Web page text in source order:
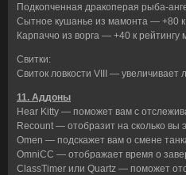
Подкопченная дракоперая рыба-
Сытное кушанье из мамонта — +80 к
Карпаччо из ворга — +40 к рейтингу
Свитки:
Свиток ловкости VIII — увеличивает
11. Аддоны
Hear Kitty — поможет вам с
Recount — отобразит на сколько вы
Omen — подскажет вам о смене
OmniCC — отображает время о
ClassTimer или Quartz — поможет